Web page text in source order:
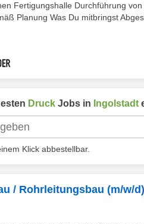
Fertigungshalle Durchführung
Planung Was Du mitbringst
Druck Jobs in Ingolstadt
Klick abbestellbar.
/ Rohrleitungsbau (m/w/d)